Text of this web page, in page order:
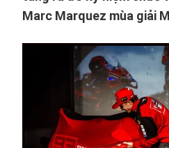
Marc Marquez mùa giải